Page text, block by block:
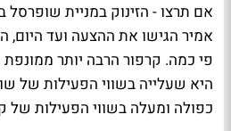
אמיר הגישו את ההצעה ועד היום,
פי כמה. קרפור הרבה יותר
היא שעלייה בשווי הפעילות של
כפולה ומעלה בשווי הפעילות של